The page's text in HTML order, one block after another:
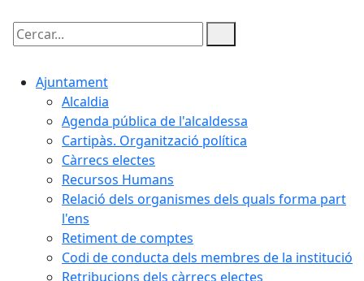
Cercar:
Ajuntament
Alcaldia
Agenda pública de l'alcaldessa
Cartipàs. Organització política
Càrrecs electes
Recursos Humans
Relació dels organismes dels quals forma part
l'ens
Retiment de comptes
Codi de conducta dels membres de la institució
Retribucions dels càrrecs electes